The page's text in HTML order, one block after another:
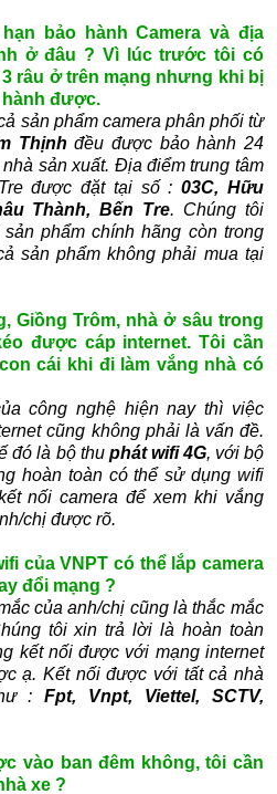
bảo hành Camera và địa
ở đâu ? Vì lúc trước tôi có
râu ở trên mạng nhưng khi bị
được.
sản phẩm camera phân phối từ
Thịnh đều được bảo hành 24
sản xuất. Địa điểm trung tâm
được đặt tại số :03C, Hữu
Thành, Bến Tre. Chúng tôi
phẩm chính hãng còn trong
sản phẩm không phải mua tại
Giồng Trôm, nhà ở sâu trong
được cáp internet. Tôi cần
cái khi đi làm vắng nhà có
công nghệ hiện nay thì việc
cũng không phải là vấn đề.
đó là bộ thu phát wifi 4G, với bộ
hoàn toàn có thể sử dụng wifi
nối camera để xem khi vắng
chị được rõ.
của VNPT có thể lắp camera
đổi mạng ?
của anh/chị cũng là thắc mắc
tôi xin trả lời là hoàn toàn
kết nối được với mạng internet
ạ. Kết nối được với tất cả nhà
:Fpt, Vnpt, Viettel, SCTV,
vào ban đêm không, tôi cần
xe ?